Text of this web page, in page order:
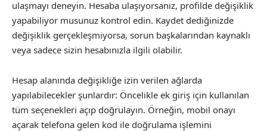
ulaşmayı deneyin. Hesaba ulaşıyorsanız, profilde değişiklik
yapabiliyor musunuz kontrol edin. Kaydet dediğinizde
değişiklik gerçekleşmiyorsa, sorun başkalarından kaynaklı
veya sadece sizin hesabınızla ilgili olabilir.
Hesap alanında değişikliğe izin verilen ağlarda
yapılabilecekler şunlardır: Öncelikle ek giriş için kullanılan
tüm seçenekleri açıp doğrulayın. Örneğin, mobil onayı
açarak telefona gelen kod ile doğrulama işlemini